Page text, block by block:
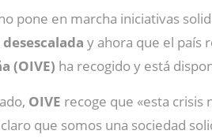
pone en marcha iniciativas
desescalada y ahora que el país
(OIVE) ha recogido y está
OIVE recoge que «esta crisis
que somos una sociedad